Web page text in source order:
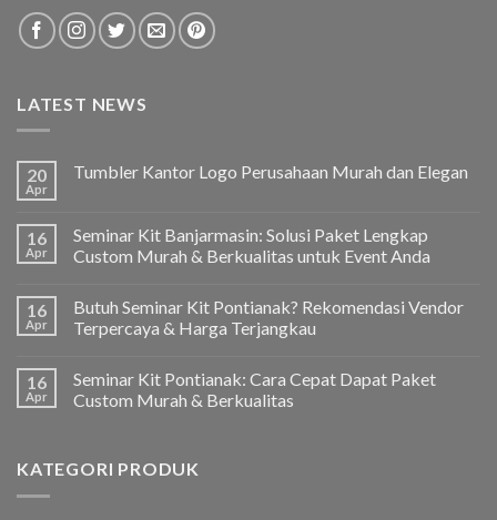
LATEST NEWS
20
Apr
Tumbler Kantor Logo Perusahaan Murah dan Elegan
16
Apr
Seminar Kit Banjarmasin: Solusi Paket Lengkap
Custom Murah & Berkualitas untuk Event Anda
16
Apr
Butuh Seminar Kit Pontianak? Rekomendasi Vendor
Terpercaya & Harga Terjangkau
16
Apr
Seminar Kit Pontianak: Cara Cepat Dapat Paket
Custom Murah & Berkualitas
KATEGORI PRODUK